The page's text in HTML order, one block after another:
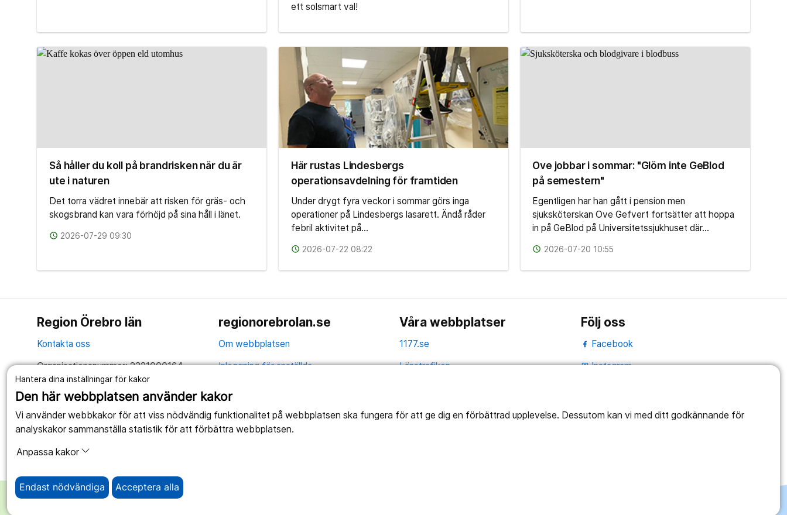
Hantera dina inställningar för kakor
Den här webbplatsen använder kakor
Vi använder webbkakor för att viss nödvändig funktionalitet på webbplatsen ska fungera för att ge dig en förbättrad upplevelse. Dessutom kan vi med ditt godkännande för
analyskakor sammanställa statistik för att förbättra webbplatsen.
Anpassa kakor
Endast nödvändiga Acceptera alla
ett solsmart val!
Så håller du koll på brandrisken när du är
ute i naturen
Det torra vädret innebär att risken för gräs- och
skogsbrand kan vara förhöjd på sina håll i länet.
access_time 2026-07-29 09:30
Här rustas Lindesbergs
operationsavdelning för framtiden
Under drygt fyra veckor i sommar görs inga
operationer på Lindesbergs lasarett. Ändå råder
febril aktivitet på…
access_time 2026-07-22 08:22
Ove jobbar i sommar: "Glöm inte GeBlod
på semestern"
Egentligen har han gått i pension men
sjuksköterskan Ove Gefvert fortsätter att hoppa
in på GeBlod på Universitetssjukhuset där…
access_time 2026-07-20 10:55
Region Örebro län
Kontakta oss
Organisationsnummer: 2321000164
regionorebrolan.se
Om webbplatsen
Inloggning för anställda
Anslagstavla
Tillgänglighetsredogörelse
Våra webbplatser
1177.se
Länstrafiken
Utveckling
Följ oss
Facebook
portraitInstagram